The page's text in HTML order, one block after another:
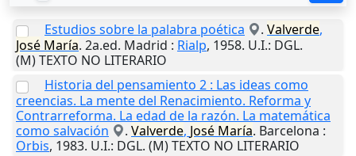
Estudios sobre la palabra poética . Valverde,
José María. 2a.ed. Madrid : Rialp, 1958. U.I.: DGL.
(M) TEXTO NO LITERARIO
Historia del pensamiento 2 : Las ideas como
creencias. La mente del Renacimiento. Reforma y
Contrarreforma. La edad de la razón. La matemática
como salvación
. Valverde, José María. Barcelona :
Orbis, 1983. U.I.: DGL. (M) TEXTO NO LITERARIO